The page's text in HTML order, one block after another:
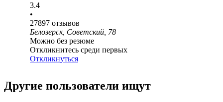
3.4
•
27897 отзывов
Белозерск, Советский, 78
Можно без резюме
Откликнитесь среди первых
Откликнуться
Другие пользователи ищут